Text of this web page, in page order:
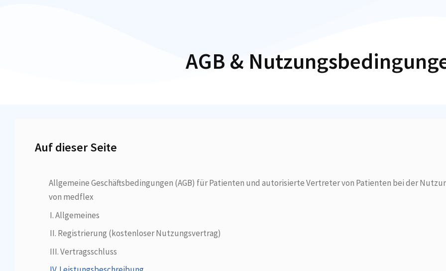
AGB &
Auf dieser Seite
Allgemeine Geschäftsbedingungen (AGB) für Patienten und autorisierte Vertreter von Patienten bei der
von medflex
I. Allgemeines
II. Registrierung (kostenloser Nutzungsvertrag)
III. Vertragsschluss